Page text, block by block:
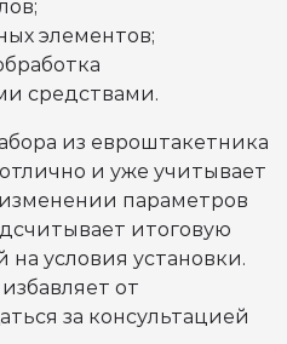
элементов;
средствами.
из евроштакетника
и уже учитывает
параметров
итоговую
на условия установки.
от
за консультацией